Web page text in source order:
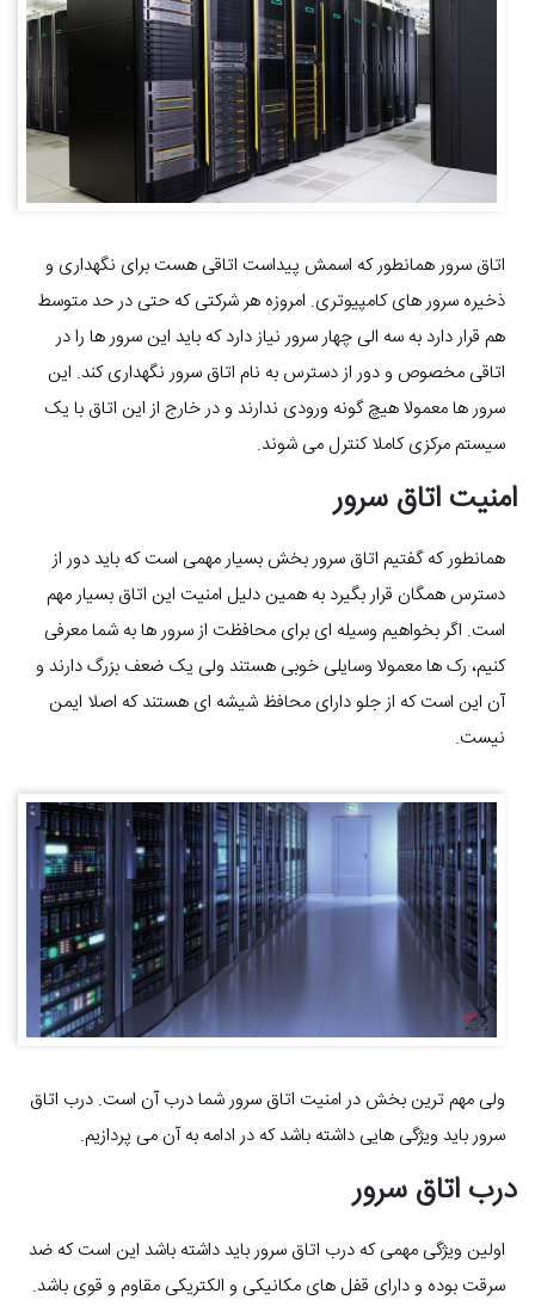
اتاق سرور همانطور که اسمش پیداست اتاقی هست برای نگهداری و
ذخیره سرور های کامپیوتری. امروزه هر شرکتی که حتی در حد متوسط
هم قرار دارد به سه الی چهار سرور نیاز دارد که باید این سرور ها را در
اتاقی مخصوص و دور از دسترس به نام اتاق سرور نگهداری کند. این
سرور ها معمولا هیچ گونه ورودی ندارند و در خارج از این اتاق با یک
سیستم مرکزی کاملا کنترل می شوند.
امنیت اتاق سرور
همانطور که گفتیم اتاق سرور بخش بسیار مهمی است که باید دور از
دسترس همگان قرار بگیرد به همین دلیل امنیت این اتاق بسیار مهم
است. اگر بخواهیم وسیله ای برای محافظت از سرور ها به شما معرفی
کنیم، رک ها معمولا وسایلی خوبی هستند ولی یک ضعف بزرگ دارند و
آن این است که از جلو دارای محافظ شیشه ای هستند که اصلا ایمن
نیست.
ولی مهم ترین بخش در امنیت اتاق سرور شما درب آن است. درب اتاق
سرور باید ویژگی هایی داشته باشد که در ادامه به آن می پردازیم.
درب اتاق سرور
اولین ویژگی مهمی که درب اتاق سرور باید داشته باشد این است که ضد
سرقت بوده و دارای قفل های مکانیکی و الکتریکی مقاوم و قوی باشد.